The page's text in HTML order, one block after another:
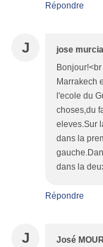
Répondre
J jose
Marrakech
l'ecole du
choses,du
eleves.Sur
dans la
dans la
Répondre
J José